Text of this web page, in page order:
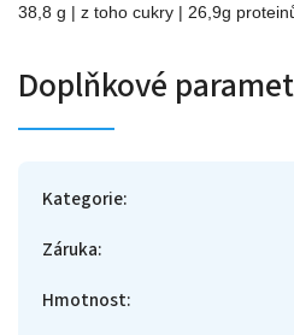
38,8 g | z toho cukry | 26,9g
Doplňkové
Kategorie:
Záruka:
Hmotnost: